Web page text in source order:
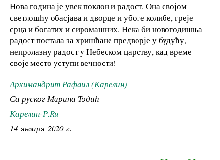
Нова година је увек поклон и радост. Она својом
светлошћу обасјава и дворце и убоге колибе, греје
срца и богатих и сиромашних. Нека би новогодишња
радост постала за хришћане предворје у будућу,
непролазну радост у Небеском царству, кад време
своје место уступи вечности!
Архимандрит Рафаил (Карелин)
Са руског Марина Тодић
Карелин-Р.Ru
14 января 2020 г.